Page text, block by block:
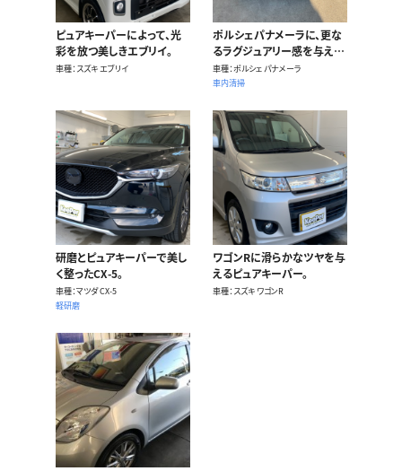
ピュアキーパーによって、光
彩を放つ美しきエブリイ。
車種 スズキ エブリイ
ポルシェパナメーラに、更な
るラグジュアリー感を与える
ピュアキーパー。
車種 ポルシェ パナメーラ
車内清掃
研磨とピュアキーパーで美し
く整ったCX-5。
車種 マツダ CX-5
軽研磨
ワゴンRに滑らかなツヤを与
えるピュアキーパー。
車種 スズキ ワゴンR